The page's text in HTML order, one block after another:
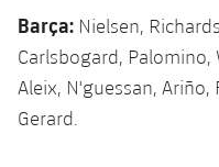
Barça: Nielsen,
Carlsbogard, Palomino,
Aleix, N'guessan, Ariño,
Gerard.